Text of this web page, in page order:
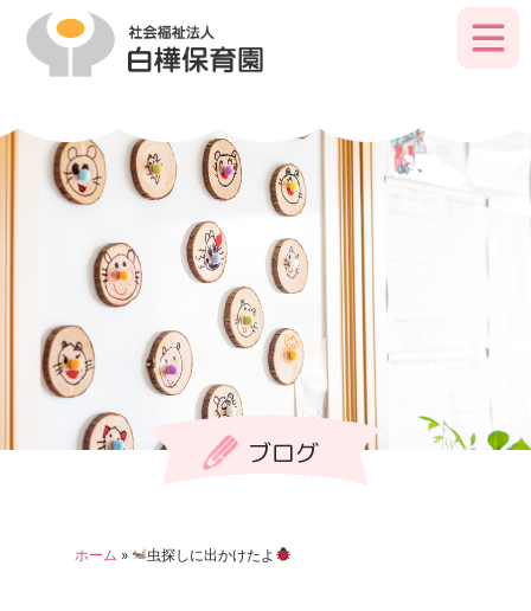
Skip
primary
ブログ
ホーム » 虫探しに出かけたよ